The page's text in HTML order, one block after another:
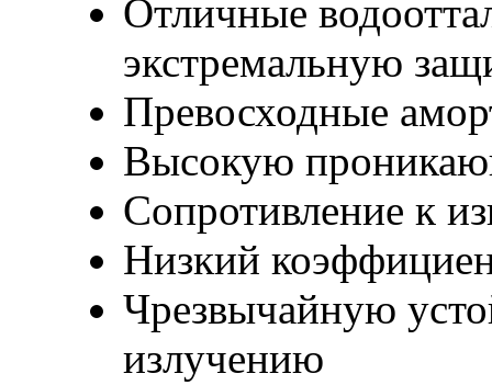
Отличные
экстремальную
Превосходные
Высокую
Сопротивление к
Низкий
Чрезвычайную
излучению